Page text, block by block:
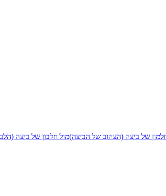
של ביצה (הצהוב של הביצה)מול חלבון של ביצה